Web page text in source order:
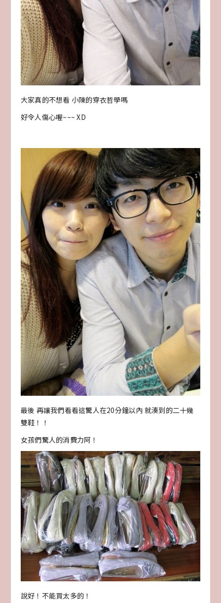
大家真的不想看 小陳的穿衣哲學嗎
好令人傷心喔~~~ XD
最後 再讓我們看看這驚人在20分鐘以內 就湊到的二十幾
雙鞋！！
女孩們驚人的消費力阿！
說好！不能買太多的！